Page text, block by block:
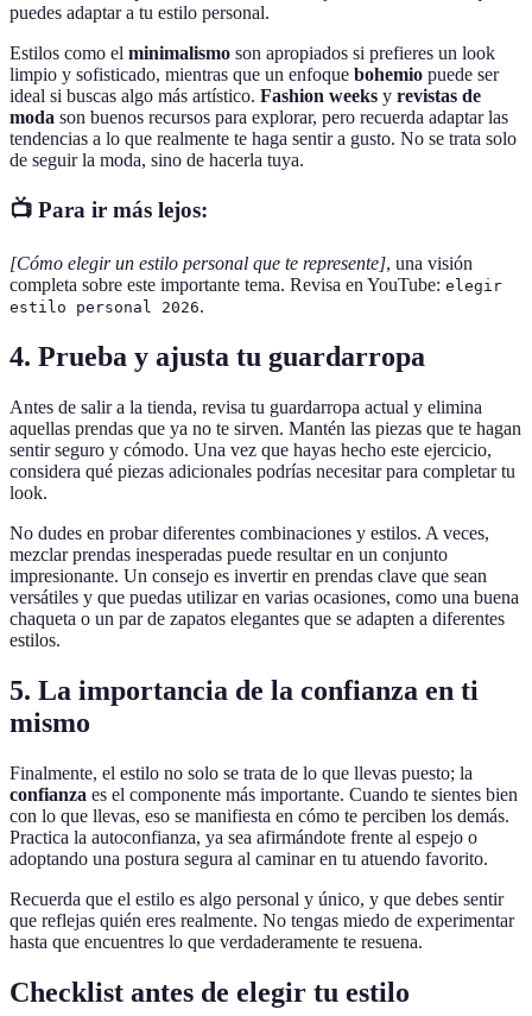
puedes adaptar a tu estilo personal.
Estilos como el minimalismo son apropiados si prefieres un look
limpio y sofisticado, mientras que un enfoque bohemio puede ser
ideal si buscas algo más artístico. Fashion weeks y revistas de
moda son buenos recursos para explorar, pero recuerda adaptar las
tendencias a lo que realmente te haga sentir a gusto. No se trata solo
de seguir la moda, sino de hacerla tuya.
📺 Para ir más lejos:
[Cómo elegir un estilo personal que te represente], una visión
completa sobre este importante tema. Revisa en YouTube: elegir
estilo personal 2026.
4. Prueba y ajusta tu guardarropa
Antes de salir a la tienda, revisa tu guardarropa actual y elimina
aquellas prendas que ya no te sirven. Mantén las piezas que te hagan
sentir seguro y cómodo. Una vez que hayas hecho este ejercicio,
considera qué piezas adicionales podrías necesitar para completar tu
look.
No dudes en probar diferentes combinaciones y estilos. A veces,
mezclar prendas inesperadas puede resultar en un conjunto
impresionante. Un consejo es invertir en prendas clave que sean
versátiles y que puedas utilizar en varias ocasiones, como una buena
chaqueta o un par de zapatos elegantes que se adapten a diferentes
estilos.
5. La importancia de la confianza en ti
mismo
Finalmente, el estilo no solo se trata de lo que llevas puesto; la
confianza es el componente más importante. Cuando te sientes bien
con lo que llevas, eso se manifiesta en cómo te perciben los demás.
Practica la autoconfianza, ya sea afirmándote frente al espejo o
adoptando una postura segura al caminar en tu atuendo favorito.
Recuerda que el estilo es algo personal y único, y que debes sentir
que reflejas quién eres realmente. No tengas miedo de experimentar
hasta que encuentres lo que verdaderamente te resuena.
Checklist antes de elegir tu estilo